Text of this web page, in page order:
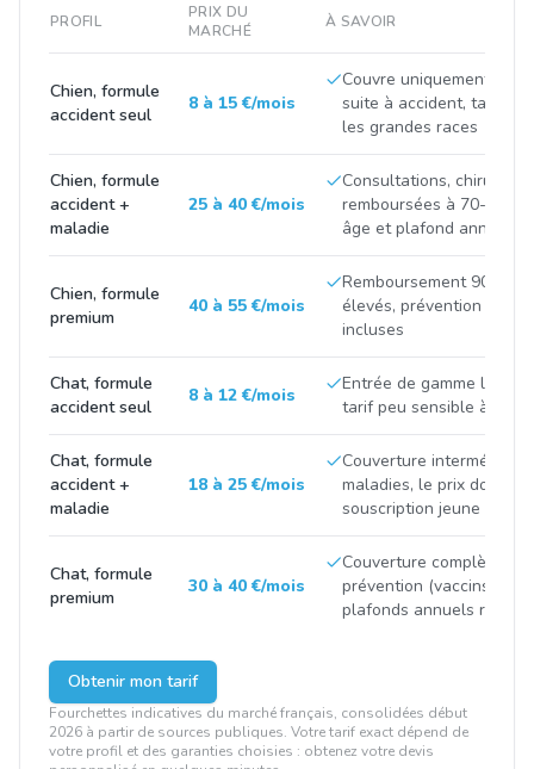
PROFIL
PRIX DU
MARCHÉ
À SAVOIR
Chien, formule
accident seul
8 à 15 €/mois
Couvre uniquement les
suite à accident, tarif
les grandes races
Chien, formule
accident +
maladie
25 à 40 €/mois
Consultations,
remboursées à 70-90
âge et plafond annuel
Chien, formule
premium
40 à 55 €/mois
Remboursement 90-100
élevés, prévention et
incluses
Chat, formule
accident seul
8 à 12 €/mois
Entrée de gamme
tarif peu sensible à la
Chat, formule
accident +
maladie
18 à 25 €/mois
Couverture
maladies, le prix double
souscription jeune et
Chat, formule
premium
30 à 40 €/mois
Couverture complète
prévention (vaccins,
plafonds annuels
Obtenir mon tarif
Fourchettes indicatives du marché français, consolidées début
2026 à partir de sources publiques. Votre tarif exact dépend de
votre profil et des garanties choisies : obtenez votre devis